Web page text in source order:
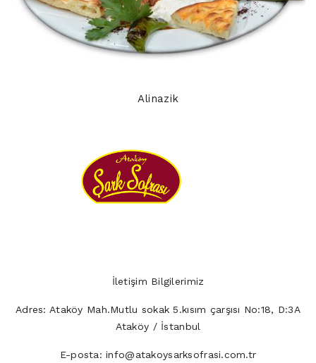
Alinazik
İletişim Bilgilerimiz
Adres: Ataköy Mah.Mutlu sokak 5.kısım çarşısı No:18, D:3A
Ataköy / İstanbul
E-posta: info@atakoysarksofrasi.com.tr